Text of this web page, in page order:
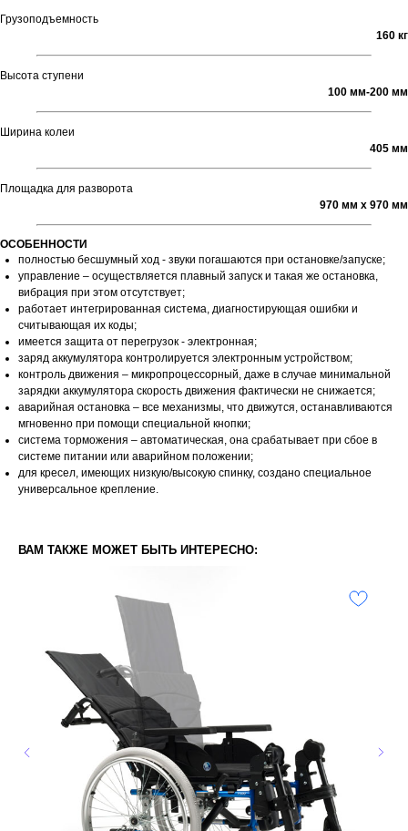
Грузоподъемность
160 кг
Высота ступени
100 мм-200 мм
Ширина колеи
405 мм
Площадка для разворота
970 мм х 970 мм
ОСОБЕННОСТИ
полностью бесшумный ход - звуки погашаются при остановке/запуске;
управление – осуществляется плавный запуск и такая же остановка,
вибрация при этом отсутствует;
работает интегрированная система, диагностирующая ошибки и
считывающая их коды;
имеется защита от перегрузок - электронная;
заряд аккумулятора контролируется электронным устройством;
контроль движения – микропроцессорный, даже в случае минимальной
зарядки аккумулятора скорость движения фактически не снижается;
аварийная остановка – все механизмы, что движутся, останавливаются
мгновенно при помощи специальной кнопки;
система торможения – автоматическая, она срабатывает при сбое в
системе питании или аварийном положении;
для кресел, имеющих низкую/высокую спинку, создано специальное
универсальное крепление.
ВАМ ТАКЖЕ МОЖЕТ БЫТЬ ИНТЕРЕСНО: